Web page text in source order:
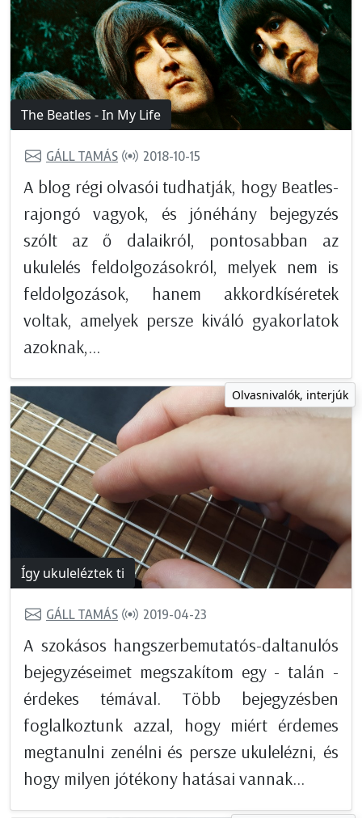
The Beatles - In My Life
GÁLL TAMÁS 2018-10-15
A blog régi olvasói tudhatják, hogy Beatles-
rajongó vagyok, és jónéhány bejegyzés
szólt az ő dalaikról, pontosabban az
ukulelés feldolgozásokról, melyek nem is
feldolgozások, hanem akkordkíséretek
voltak, amelyek persze kiváló gyakorlatok
azoknak,...
Olvasnivalók, interjúk
Így ukuleléztek ti
GÁLL TAMÁS 2019-04-23
A szokásos hangszerbemutatós-daltanulós
bejegyzéseimet megszakítom egy - talán -
érdekes témával. Több bejegyzésben
foglalkoztunk azzal, hogy miért érdemes
megtanulni zenélni és persze ukulelézni, és
hogy milyen jótékony hatásai vannak...